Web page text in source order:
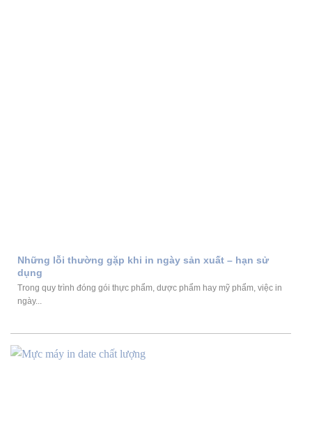
Những lỗi thường gặp khi in ngày sản xuất – hạn sử
dụng
Trong quy trình đóng gói thực phẩm, dược phẩm hay mỹ phẩm, việc in
ngày...